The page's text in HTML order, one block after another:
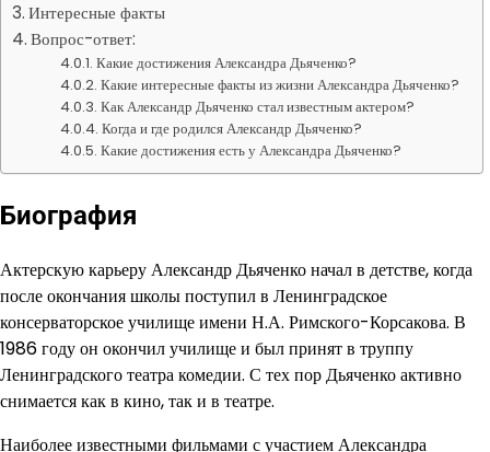
Интересные факты
Вопрос-ответ:
Какие достижения Александра Дьяченко?
Какие интересные факты из жизни Александра Дьяченко?
Как Александр Дьяченко стал известным актером?
Когда и где родился Александр Дьяченко?
Какие достижения есть у Александра Дьяченко?
Биография
Актерскую карьеру Александр Дьяченко начал в детстве, когда
после окончания школы поступил в Ленинградское
консерваторское училище имени Н.А. Римского-Корсакова. В
1986 году он окончил училище и был принят в труппу
Ленинградского театра комедии. С тех пор Дьяченко активно
снимается как в кино, так и в театре.
Наиболее известными фильмами с участием Александра